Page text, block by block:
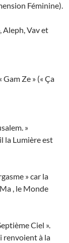
Féminine).
Aleph, Vav et
Ze » (« Ça
»
la Lumière est
» car la
, le Monde
Ciel ».
renvoient à la